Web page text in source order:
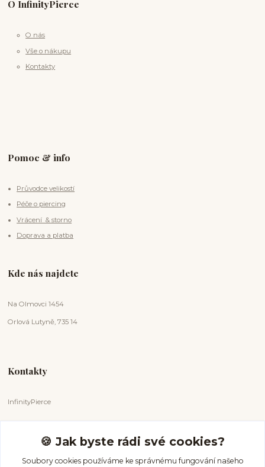
O InfinityPierce
O nás
Vše o nákupu
Kontakty
Pomoc & info
Průvodce velikostí
Péče o piercing
Vrácení & storno
Doprava a platba
Kde nás najdete
Na Olmovci 1454
Orlová Lutyně, 735 14
Kontakty
InfinityPierce
+420 731 681 038
(Po-Ne, 9-18 hod.)
🍪 Jak byste rádi své cookies?
Soubory cookies používáme ke správnému fungování našeho